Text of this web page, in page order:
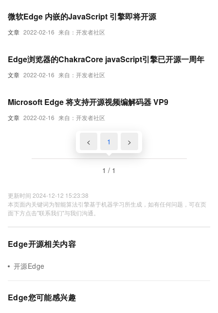
文章 2022-02-16 来自：开发者社区
微软Edge 内嵌的JavaScript 引擎即将开源
文章 2022-02-16 来自：开发者社区
Edge浏览器的ChakraCore javaScript引擎已开源一周年
文章 2022-02-16 来自：开发者社区
Microsoft Edge 将支持开源视频编解码器 VP9
< 1 >
1 / 1
更新时间 2024-12-12 15:23:38
本页面内关键词为智能算法引擎基于机器学习所生成，如有任何问题，可在页
面下方点击"联系我们"与我们沟通。
Edge开源相关内容
开源Edge
Edge您可能感兴趣